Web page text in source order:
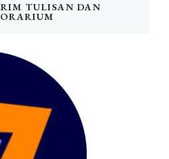
TULISAN DAN